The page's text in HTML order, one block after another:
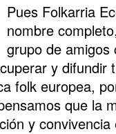
Pues Folkarria
nombre
grupo de
y difundir
folk europea,
que la
y